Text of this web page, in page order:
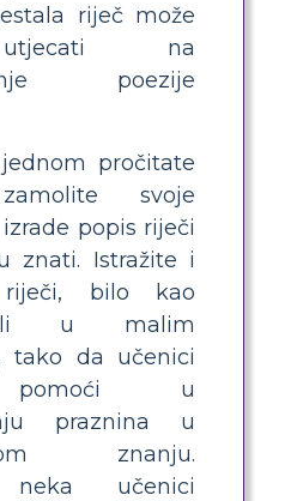
riječ može
na
poezije
pročitate
svoje
popis riječi
znati. Istražite i
riječi, bilo kao
u malim
tako da učenici
u
praznina u
znanju.
neka učenici